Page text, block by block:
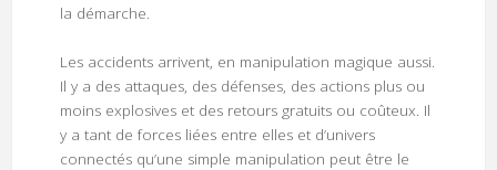
la démarche.
Les accidents arrivent, en manipulation magique aussi.
Il y a des attaques, des défenses, des actions plus ou
moins explosives et des retours gratuits ou coûteux. Il
y a tant de forces liées entre elles et d’univers
connectés qu’une simple manipulation peut être le